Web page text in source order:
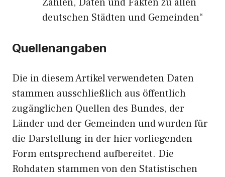
deutschen Städten und Gemeinden“
Quellenangaben
Die in diesem Artikel verwendeten Daten
stammen ausschließlich aus öffentlich
zugänglichen Quellen des Bundes, der
Länder und der Gemeinden und wurden für
die Darstellung in der hier vorliegenden
Form entsprechend aufbereitet. Die
Rohdaten stammen von den Statistischen